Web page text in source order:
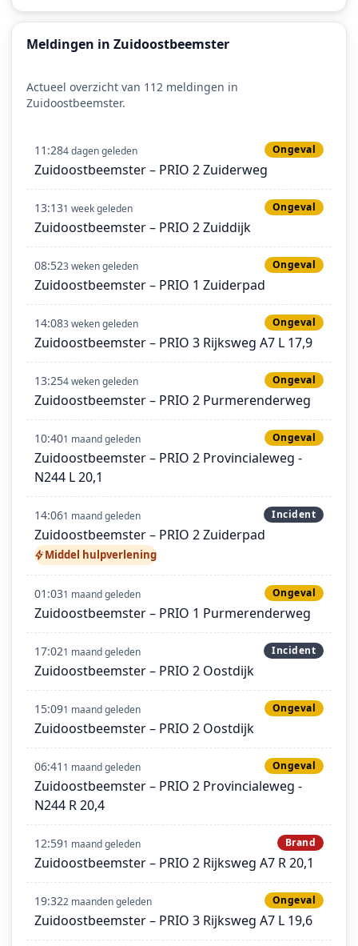
Meldingen in Zuidoostbeemster
Actueel overzicht van 112 meldingen in
Zuidoostbeemster.
11:284 dagen geleden Ongeval
Zuidoostbeemster – PRIO 2 Zuiderweg
13:131 week geleden Ongeval
Zuidoostbeemster – PRIO 2 Zuiddijk
08:523 weken geleden Ongeval
Zuidoostbeemster – PRIO 1 Zuiderpad
14:083 weken geleden Ongeval
Zuidoostbeemster – PRIO 3 Rijksweg A7 L 17,9
13:254 weken geleden Ongeval
Zuidoostbeemster – PRIO 2 Purmerenderweg
10:401 maand geleden Ongeval
Zuidoostbeemster – PRIO 2 Provincialeweg -
N244 L 20,1
14:061 maand geleden Incident
Zuidoostbeemster – PRIO 2 Zuiderpad
Middel hulpverlening
01:031 maand geleden Ongeval
Zuidoostbeemster – PRIO 1 Purmerenderweg
17:021 maand geleden Incident
Zuidoostbeemster – PRIO 2 Oostdijk
15:091 maand geleden Ongeval
Zuidoostbeemster – PRIO 2 Oostdijk
06:41 1 maand geleden Ongeval
Zuidoostbeemster – PRIO 2 Provincialeweg -
N244 R 20,4
12:591 maand geleden Brand
Zuidoostbeemster – PRIO 2 Rijksweg A7 R 20,1
19:322 maanden geleden Ongeval
Zuidoostbeemster – PRIO 3 Rijksweg A7 L 19,6